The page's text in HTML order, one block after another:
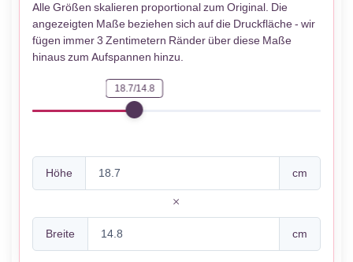
Alle Größen skalieren proportional zum Original. Die
angezeigten Maße beziehen sich auf die Druckfläche - wir
fügen immer 3 Zentimetern Ränder über diese Maße
hinaus zum Aufspannen hinzu.
18.7/14.8
Höhe cm
Breite cm